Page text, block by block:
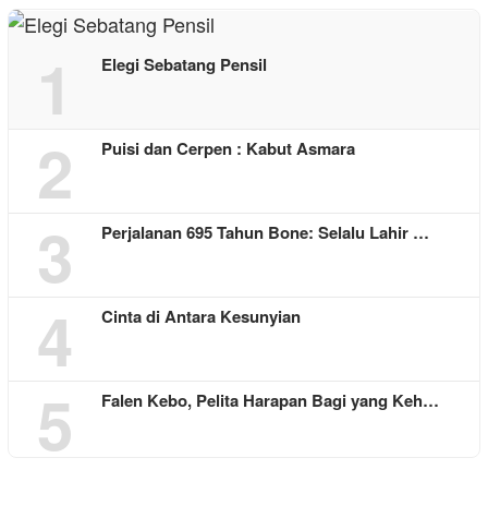
1 Elegi Sebatang Pensil
2 Puisi dan Cerpen : Kabut Asmara
3 Perjalanan 695 Tahun Bone: Selalu Lahir …
4 Cinta di Antara Kesunyian
5 Falen Kebo, Pelita Harapan Bagi yang Keh…